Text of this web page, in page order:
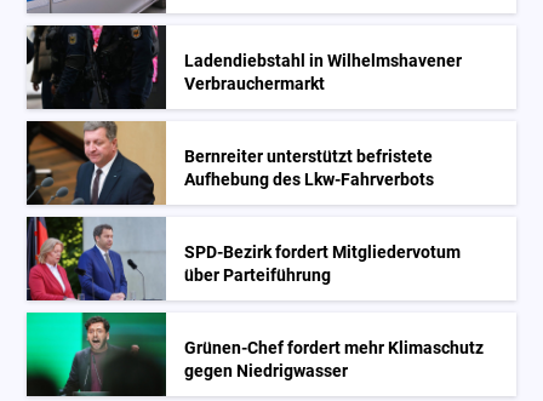
Ladendiebstahl in Wilhelmshavener
Verbrauchermarkt
Bernreiter unterstützt befristete
Aufhebung des Lkw-Fahrverbots
SPD-Bezirk fordert Mitgliedervotum
über Parteiführung
Grünen-Chef fordert mehr Klimaschutz
gegen Niedrigwasser